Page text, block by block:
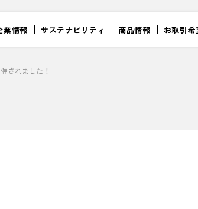
業情報 サステナビリティ 商品情報 お取引
されました！